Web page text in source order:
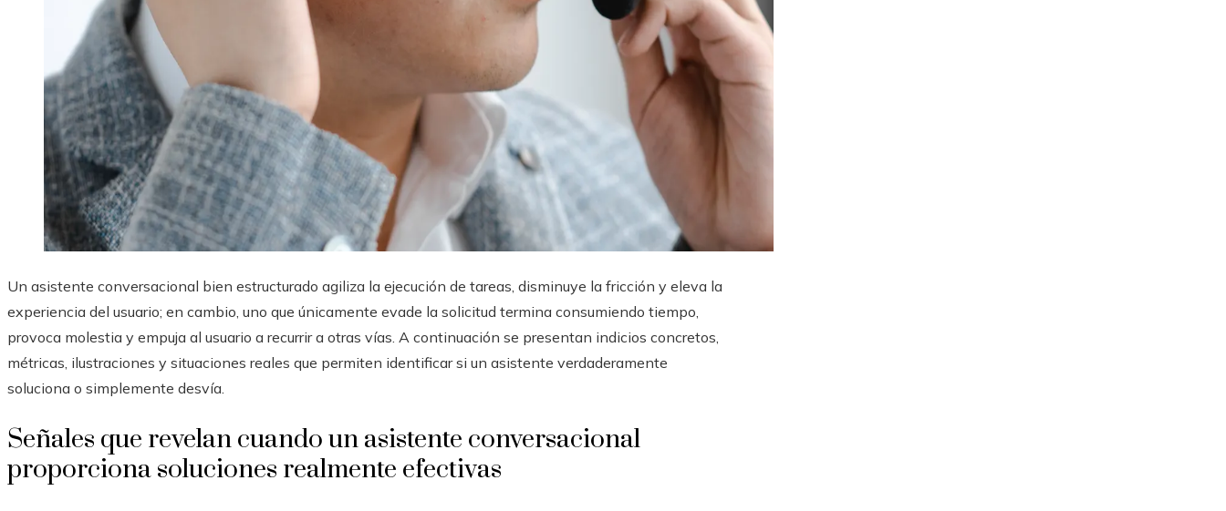
Un asistente conversacional bien estructurado agiliza la ejecución de tareas, disminuye la fricción y eleva la
experiencia del usuario; en cambio, uno que únicamente evade la solicitud termina consumiendo tiempo,
provoca molestia y empuja al usuario a recurrir a otras vías. A continuación se presentan indicios concretos,
métricas, ilustraciones y situaciones reales que permiten identificar si un asistente verdaderamente
soluciona o simplemente desvía.
Señales que revelan cuando un asistente conversacional
proporciona soluciones realmente efectivas